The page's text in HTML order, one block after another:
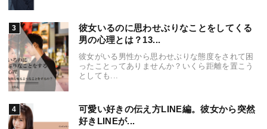
彼女いるのに思わせぶりなことをしてくる
男の心理とは？13...
彼女がいる男性から思わせぶりな態度をされて困
ったことってありませんか？いくら距離を置こう
としても...
可愛い好きの伝え方LINE編。彼女から突然
好きLINEが...